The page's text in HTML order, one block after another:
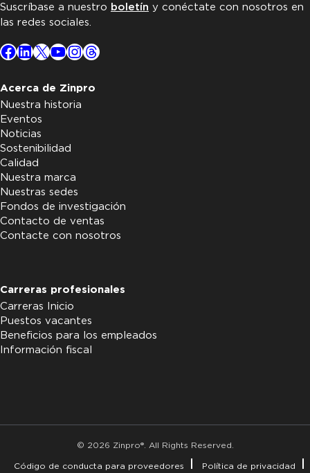
Suscríbase a nuestro boletín y conéctate con nosotros en
las redes sociales.
Facebook
LinkedIn
X YouTube
Instagram
Threads
Acerca de Zinpro
Nuestra historia
Eventos
Noticias
Sostenibilidad
Calidad
Nuestra marca
Nuestras sedes
Fondos de investigación
Contacto de ventas
Contacte con nosotros
Carreras profesionales
Carreras Inicio
Puestos vacantes
Beneficios para los empleados
Información fiscal
© 2026 Zinpro®. All Rights Reserved.
Código de conducta para proveedores
Política de privacidad